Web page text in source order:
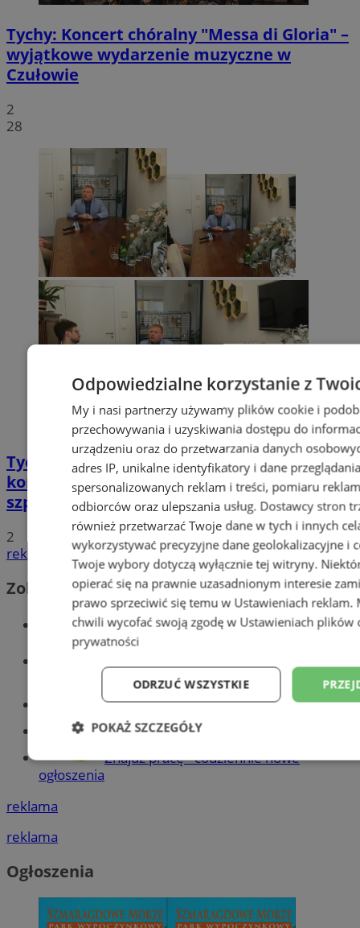
Tychy: Koncert chóralny "Messa di Gloria" –
wyjątkowe wydarzenie muzyczne w
Czułowie
2
28
Tychy: Bitcoiny i Fundacja TVS walczą z
koronawirusem. Ogromna darowizna dla
szpitala
2
reklama
Zobacz również
Wiadomości kryminalne w Tychach
Części samochodowe do -70%!
Tworzenie stron www - Tychy
Znajdź pracę - codziennie nowe
ogłoszenia
reklama
reklama
Ogłoszenia
Odpowiedzialne korzystanie z
My i nasi partnerzy używamy plików cookie i
przechowywania i uzyskiwania dostępu do
urządzeniu oraz do przetwarzania danych
adres IP, unikalne identyfikatory i dane
spersonalizowanych reklam i treści, pomiaru
odbiorców oraz ulepszania usług. Dostawcy stron
również przetwarzać Twoje dane w tych i innych
wykorzystywać precyzyjne dane geolokalizacyjne i
Twoje wybory dotyczą wyłącznie tej witryny.
opierać się na prawnie uzasadnionym interesie
prawo sprzeciwić się temu w Ustawieniach reklam.
chwili wycofać swoją zgodę w Ustawieniach plików
prywatności
ODRZUĆ WSZYSTKIE
POKAŻ SZCZEGÓŁY
Niezbędne Wydajność